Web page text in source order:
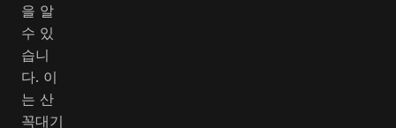
을 알
수 있
습니
다. 이
는 산
꼭대기